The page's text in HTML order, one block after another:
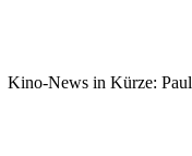
Kino-News in Kürze: